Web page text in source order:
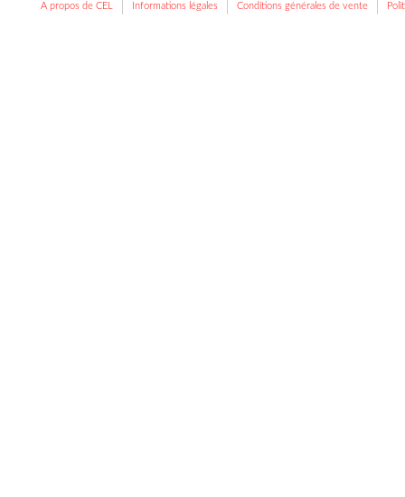
A propos de CEL Informations légales Conditions générales de vente